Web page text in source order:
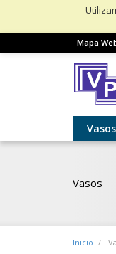
Mapa
Vasos
Vasos
Inicio